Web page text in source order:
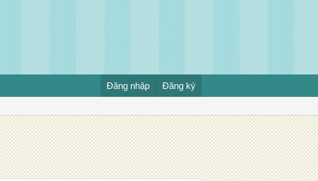
Đăng nhập Đăng ký